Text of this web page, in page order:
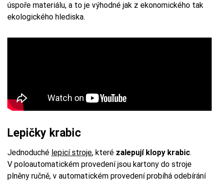
úspoře materiálu, a to je výhodné jak z ekonomického tak
ekologického hlediska.
Lepičky krabic
Jednoduché lepicí stroje, které zalepují klopy krabic.
V poloautomatickém provedení jsou kartony do stroje
plněny ručně, v automatickém provedení probíhá odebírání